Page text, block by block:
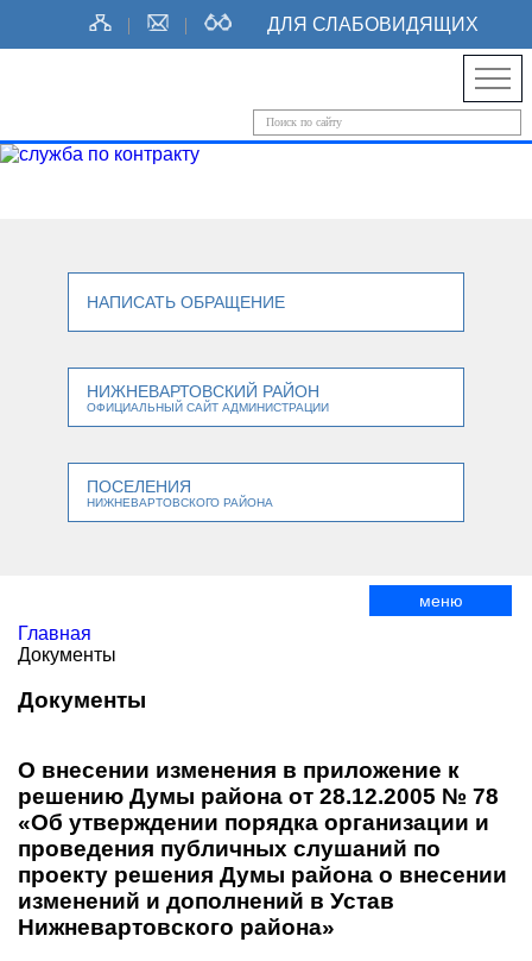
ДЛЯ СЛАБОВИДЯЩИХ
НАПИСАТЬ ОБРАЩЕНИЕ
НИЖНЕВАРТОВСКИЙ РАЙОН
ОФИЦИАЛЬНЫЙ САЙТ АДМИНИСТРАЦИИ
ПОСЕЛЕНИЯ
НИЖНЕВАРТОВСКОГО РАЙОНА
меню
Главная
Документы
Документы
О внесении изменения в приложение к
решению Думы района от 28.12.2005 № 78
«Об утверждении порядка организации и
проведения публичных слушаний по
проекту решения Думы района о внесении
изменений и дополнений в Устав
Нижневартовского района»